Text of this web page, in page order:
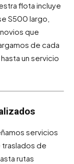
flota incluye
S500 largo,
que
de cada
un servicio
servicios
de
rutas